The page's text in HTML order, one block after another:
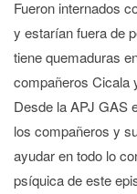
Fueron internados
y estarían fuera de
tiene quemaduras
compañeros Cicala
Desde la APJ GAS
los compañeros y
ayudar en todo lo
psíquica de este